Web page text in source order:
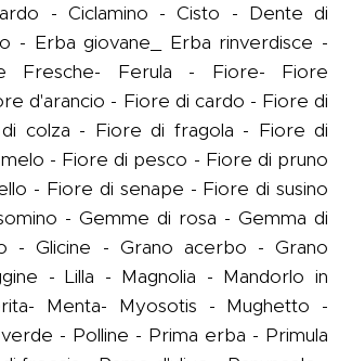
- Ciclamino - Cisto - Dente di
- Erba giovane_ Erba rinverdisce -
Fresche- Ferula - Fiore- Fiore
d'arancio - Fiore di cardo - Fiore di
colza - Fiore di fragola - Fiore di
- Fiore di pesco - Fiore di pruno
- Fiore di senape - Fiore di susino
- Gemme di rosa - Gemma di
- Glicine - Grano acerbo - Grano
- Lilla - Magnolia - Mandorlo in
Menta- Myosotis - Mughetto -
- Polline - Prima erba - Primula